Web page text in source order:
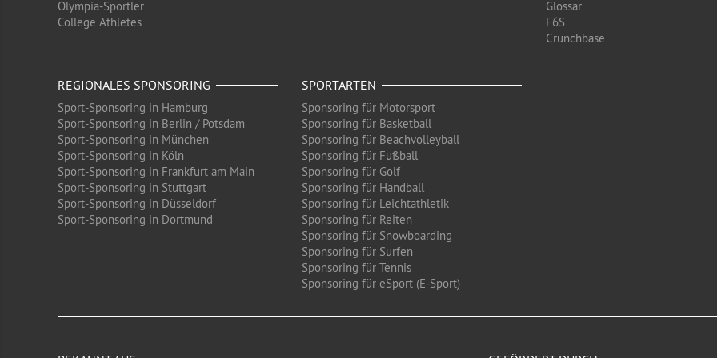
Olympia-Sportler
College Athletes
Glossar
F6S
Crunchbase
REGIONALES SPONSORING
Sport-Sponsoring in Hamburg
Sport-Sponsoring in Berlin / Potsdam
Sport-Sponsoring in München
Sport-Sponsoring in Köln
Sport-Sponsoring in Frankfurt am Main
Sport-Sponsoring in Stuttgart
Sport-Sponsoring in Düsseldorf
Sport-Sponsoring in Dortmund
SPORTARTEN
Sponsoring für Motorsport
Sponsoring für Basketball
Sponsoring für Beachvolleyball
Sponsoring für Fußball
Sponsoring für Golf
Sponsoring für Handball
Sponsoring für Leichtathletik
Sponsoring für Reiten
Sponsoring für Snowboarding
Sponsoring für Surfen
Sponsoring für Tennis
Sponsoring für eSport (E-Sport)